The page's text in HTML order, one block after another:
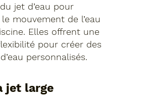
jet d’eau pour
mouvement de l’eau
Elles offrent une
pour créer des
personnalisés.
jet large